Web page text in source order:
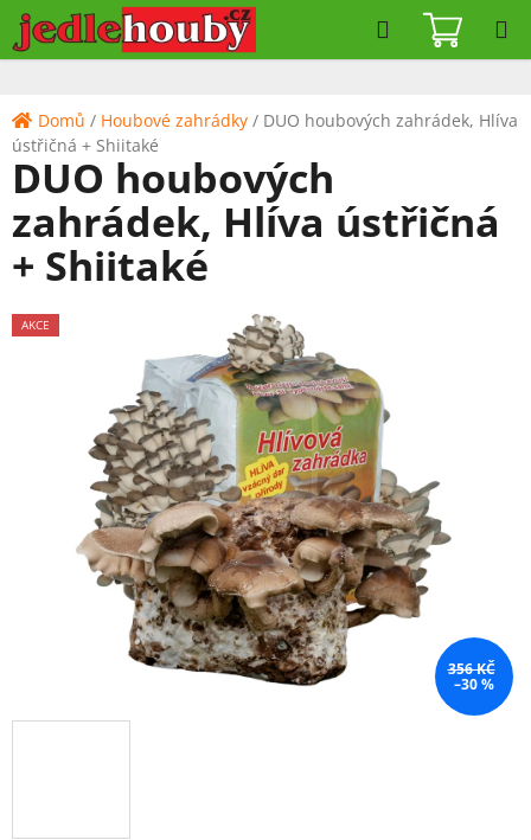
Přejít
na
obsah
Hledat
KOŠÍK
Domů / Houbové zahrádky / DUO houbových zahrádek, Hlíva
ústřičná + Shiitaké
DUO houbových
zahrádek, Hlíva ústřičná
+ Shiitaké
AKCE
356 KČ
–30 %